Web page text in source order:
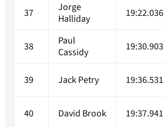
37
Jorge
Halliday
19:22.036
38
Paul
Cassidy
19:30.903
39 Jack Petry 19:36.531
40 David Brook 19:37.941